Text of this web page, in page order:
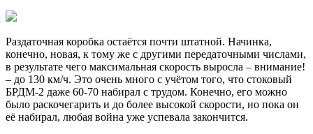
Раздаточная коробка остаётся почти штатной. Начинка,
конечно, новая, к тому же с другими передаточными числами,
в результате чего максимальная скорость выросла – внимание!
– до 130 км/ч. Это очень много с учётом того, что стоковый
БРДМ-2 даже 60-70 набирал с трудом. Конечно, его можно
было раскочегарить и до более высокой скорости, но пока он
её набирал, любая война уже успевала закончится.